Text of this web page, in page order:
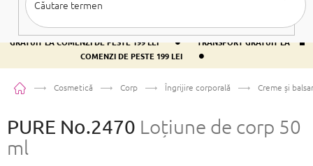
TRANSPORT GRATUIT LA COMENZI DE PESTE 199 LEI •
TRANSPORT
GRATUIT LA COMENZI DE PESTE 199 LEI
•
TRANSPORT GRATUIT LA
COMENZI DE PESTE 199 LEI
•
Acasă Cosmetică Corp Îngrijire corporală Creme și
PURE No.2470 Loțiune de corp 50
ml